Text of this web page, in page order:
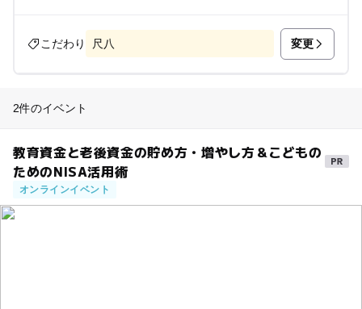
こだわり 尺八 変更
2件のイベント
教育資金と老後資金の貯め方・増やし方＆こどもの
ためのNISA活用術
オンラインイベント